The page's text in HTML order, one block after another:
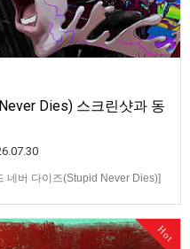
Dies) 스크린샷과 동
네버 다이즈(Stupid Never Dies)]
Hot